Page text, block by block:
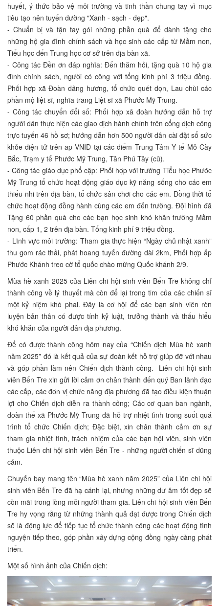
huyết, ý thức bảo vệ môi trường và tinh thần chung tay vì mục
tiêu tạo nên tuyến đường "Xanh - sạch - đẹp".
- Chuẩn bị và tận tay gói những phần quà để dành tặng cho
những hộ gia đình chính sách và học sinh các cấp từ Mầm non,
Tiểu học đến Trung học cơ sở trên địa bàn xã.
- Công tác Đền ơn đáp nghĩa: Đến thăm hỏi, tặng quà 10 hộ gia
đình chính sách, người có công với tổng kinh phí 3 triệu đồng.
Phối hợp xã Đoàn dâng hương, tổ chức quét dọn, Lau chùi các
phần mộ liệt sĩ, nghĩa trang Liệt sĩ xã Phước Mỹ Trung.
- Công tác chuyển đổi số: Phối hợp xã đoàn hướng dẫn hỗ trợ
người dân thực hiện các giao dịch hành chính trên cổng dịch công
trực tuyến 46 hồ sơ; hướng dẫn hơn 500 người dân cài đặt sổ sức
khỏe điện tử trên ap VNID tại các điểm Trung Tâm Y tế Mỏ Cày
Bắc, Trạm y tế Phước Mỹ Trung, Tân Phú Tây (cũ).
- Công tác giáo dục phổ cập: Phối hợp với trường Tiểu học Phước
Mỹ Trung tổ chức hoạt động giáo dục kỹ năng sống cho các em
thiếu nhi trên địa bàn, tổ chức sân chơi cho các em. Đồng thời tổ
chức hoạt động đồng hành cùng các em đến trường. Đội hình đã
Tặng 60 phần quà cho các bạn học sinh khó khăn trường Mầm
non, cấp 1, 2 trên địa bàn. Tổng kinh phí 9 triệu đồng.
- Lĩnh vực môi trường: Tham gia thực hiện “Ngày chủ nhật xanh”
thu gom rác thải, phát hoang tuyến đường dài 2km, Phối hợp ấp
Phước Khánh treo cờ tổ quốc chào mừng Quốc khánh 2/9.
Mùa hè xanh 2025 của Liên chi hội sinh viên Bến Tre không chỉ
thành công về lý thuyết mà còn để lại trong tim của các chiến sĩ
một kỷ niệm khó phai. Đây là cơ hội để các bạn sinh viên rèn
luyện bản thân có được tính kỷ luật, trưởng thành và thấu hiểu
khó khăn của người dân địa phương.
Để có được thành công hôm nay của “Chiến dịch Mùa hè xanh
năm 2025” đó là kết quả của sự đoàn kết hỗ trợ giúp đỡ với nhau
và góp phần làm nên Chiến dịch thành công. Liên chi hội sinh
viên Bến Tre xin gửi lời cảm ơn chân thành đến quý Ban lãnh đạo
các cấp, các đơn vị chức năng địa phương đã tạo điều kiện thuận
lợi cho Chiến dịch diễn ra thành công; Các cơ quan ban ngành,
đoàn thể xã Phước Mỹ Trung đã hỗ trợ nhiệt tình trong suốt quá
trình tổ chức Chiến dịch; Đặc biệt, xin chân thành cảm ơn sự
tham gia nhiệt tình, trách nhiệm của các bạn hội viên, sinh viên
thuộc Liên chi hội sinh viên Bến Tre - những người chiến sĩ dũng
cảm.
Chuyến bay mang tên “Mùa hè xanh năm 2025” của Liên chi hội
sinh viên Bến Tre đã hạ cánh lại, nhưng những dư âm tốt đẹp sẽ
còn mãi trong lòng mỗi người tham gia. Liên chi hội sinh viên Bến
Tre hy vọng rằng từ những thành quả đạt được trong Chiến dịch
sẽ là động lực để tiếp tục tổ chức thành công các hoạt động tình
nguyện tiếp theo, góp phần xây dựng cộng đồng ngày càng phát
triển.
Một số hình ảnh của Chiến dịch: